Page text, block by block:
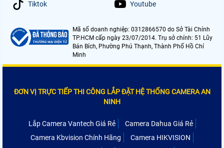
Tiktok Youtube
Mã số doanh nghiệp: 0312866570 do Sở Tài Chính
TP.HCM cấp ngày 23/07/2014. Trụ sở chính: 51 Lũy
Bán Bích, Phường Phú Thạnh, Thành Phố Hồ Chí
Minh
ĐƠN VỊ TRỰC TIẾP THI CÔNG LẮP ĐẶT HỆ THỐNG CAMERA AN
NINH
Lắp Camera Vantech Giá Rẻ
Camera Dahua Giá Rẻ
Camera Kbvision Chính Hãng
Camera HIKVISION